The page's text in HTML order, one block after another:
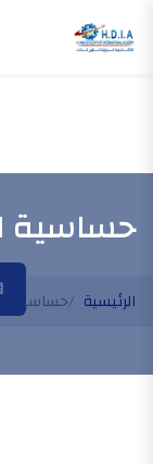
حساسية
الرئيسية حساسية